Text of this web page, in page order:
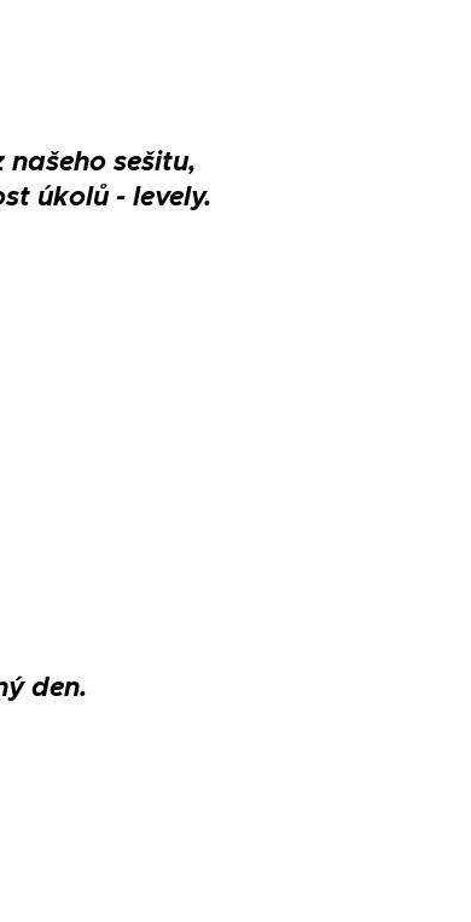
sešitu,
úkolů - levely.
den.